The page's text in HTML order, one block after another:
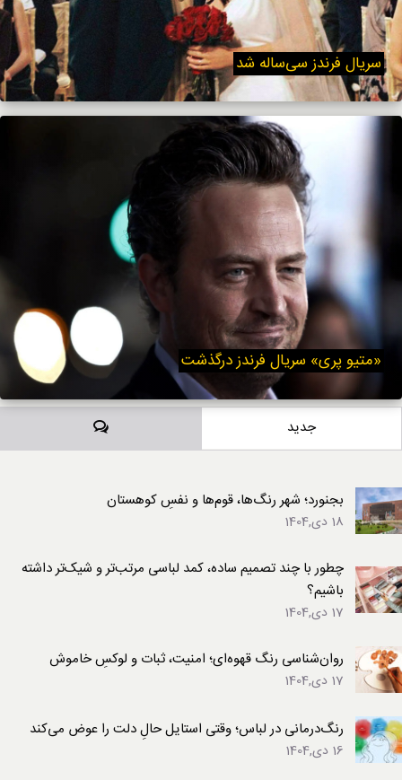
سریال فرندز سی‌ساله شد
«متیو پری» سریال فرندز درگذشت
جدید دیدگاه‌ها
بجنورد؛ شهر رنگ‌ها، قوم‌ها و نفسِ کوهستان
18 دی,1404
چطور با چند تصمیم ساده، کمد لباسی مرتب‌تر و شیک‌تر داشته
باشیم؟
17 دی,1404
روان‌شناسی رنگ قهوه‌ای؛ امنیت، ثبات و لوکسِ خاموش
17 دی,1404
رنگ‌درمانی در لباس؛ وقتی استایل حالِ دلت را عوض می‌کند
16 دی,1404